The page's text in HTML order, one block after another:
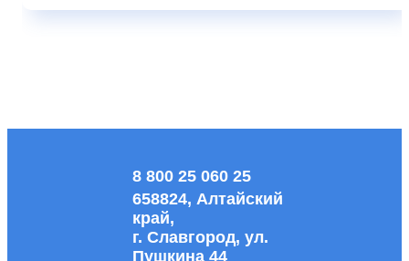
8 800 25 060 25
658824, Алтайский
край,
г. Славгород, ул.
Пушкина 44